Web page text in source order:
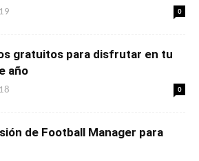
0
gratuitos para disfrutar en tu
año
0
de Football Manager para